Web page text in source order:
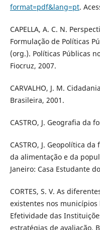
format=pdf&lang=pt.
CAPELLA, A. C. N.
Formulação de Políticas
(org.). Políticas Públicas
Fiocruz, 2007.
CARVALHO, J. M.
Brasileira, 2001.
CASTRO, J. Geografia da
CASTRO, J. Geopolítica
da alimentação e da
Janeiro: Casa Estudante
CORTES, S. V. As
existentes nos municípios
Efetividade das
estratégias de avaliação.